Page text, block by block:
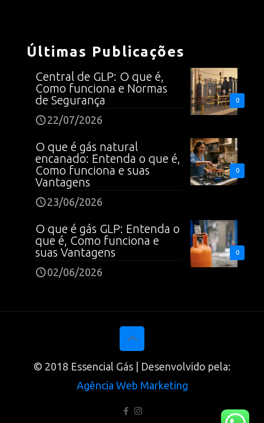
Últimas Publicações
0
Central de GLP: O que é,
Como funciona e Normas
de Segurança
22/07/2026
0
O que é gás natural
encanado: Entenda o que é,
Como funciona e suas
Vantagens
23/06/2026
0
O que é gás GLP: Entenda o
que é, Como funciona e
suas Vantagens
02/06/2026
© 2018 Essencial Gás | Desenvolvido pela:
Agência Web Marketing